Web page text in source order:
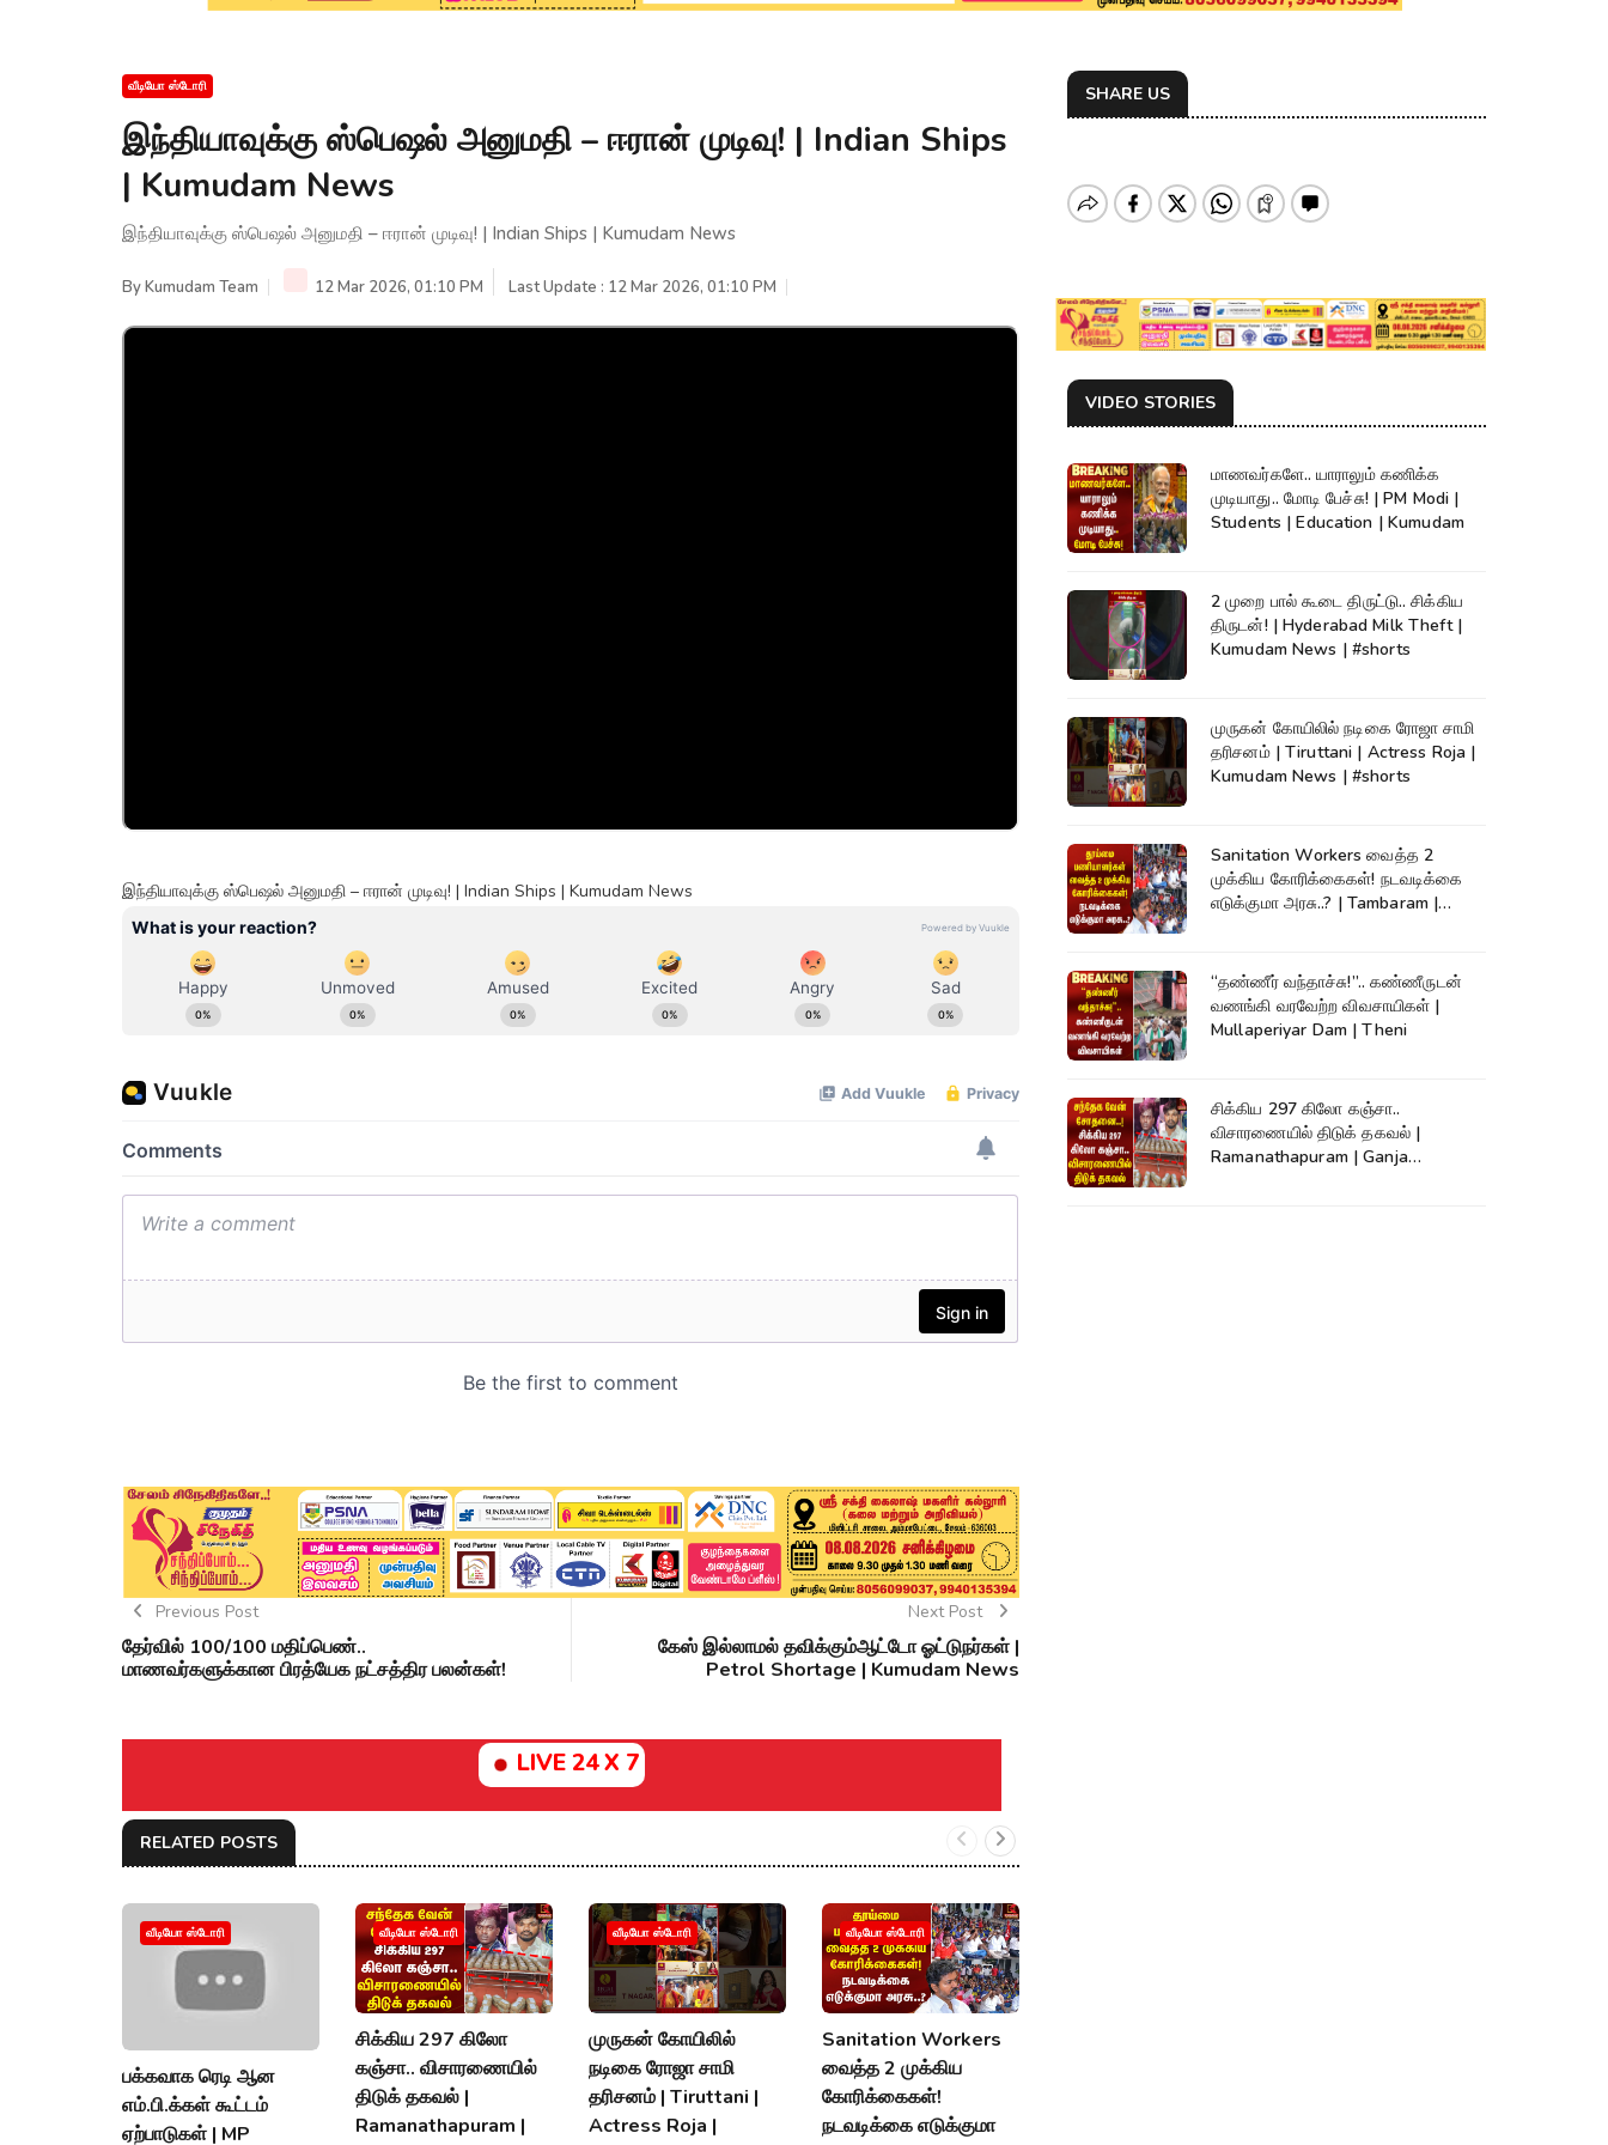
வீடியோ ஸ்டோரி
இந்தியாவுக்கு ஸ்பெஷல் அனுமதி – ஈரான் முடிவு! | Indian Ships
| Kumudam News
இந்தியாவுக்கு ஸ்பெஷல் அனுமதி – ஈரான் முடிவு! | Indian Ships | Kumudam News
ByKumudam Team 12 Mar 2026, 01:10 PM Last Update : 12 Mar 2026, 01:10 PM
இந்தியாவுக்கு ஸ்பெஷல் அனுமதி – ஈரான் முடிவு! | Indian Ships | Kumudam News
Previous Post
தேர்வில் 100/100 மதிப்பெண்..
மாணவர்களுக்கான பிரத்யேக நட்சத்திர பலன்கள்!
Next Post
கேஸ் இல்லாமல் தவிக்கும்ஆட்டோ ஓட்டுநர்கள் |
Petrol Shortage | Kumudam News
LIVE 24 X 7
RELATED POSTS
வீடியோ ஸ்டோரி
பக்கவாக ரெடி ஆன
எம்.பி.க்கள் கூட்டம்
ஏற்பாடுகள் | MP
வீடியோ ஸ்டோரி
சிக்கிய 297 கிலோ
கஞ்சா.. விசாரணையில்
திடுக் தகவல் |
Ramanathapuram |
வீடியோ ஸ்டோரி
முருகன் கோயிலில்
நடிகை ரோஜா சாமி
தரிசனம் | Tiruttani |
Actress Roja |
வீடியோ ஸ்டோரி
Sanitation Workers
வைத்த 2 முக்கிய
கோரிக்கைகள்!
நடவடிக்கை எடுக்குமா
SHARE US
VIDEO STORIES
மாணவர்களே.. யாராலும் கணிக்க
முடியாது.. மோடி பேச்சு! | PM Modi |
Students | Education | Kumudam
2 முறை பால் கூடை திருட்டு.. சிக்கிய
திருடன்! | Hyderabad Milk Theft |
Kumudam News | #shorts
முருகன் கோயிலில் நடிகை ரோஜா சாமி
தரிசனம் | Tiruttani | Actress Roja |
Kumudam News | #shorts
Sanitation Workers வைத்த 2
முக்கிய கோரிக்கைகள்! நடவடிக்கை
எடுக்குமா அரசு..? | Tambaram |
“தண்ணீர் வந்தாச்சு!”.. கண்ணீருடன்
வணங்கி வரவேற்ற விவசாயிகள் |
Mullaperiyar Dam | Theni
சிக்கிய 297 கிலோ கஞ்சா..
விசாரணையில் திடுக் தகவல் |
Ramanathapuram | Ganja